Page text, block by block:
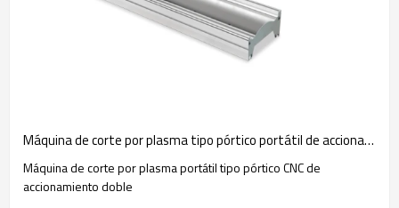
Máquina de corte por plasma tipo pórtico portátil de accionamiento doble
Máquina de corte por plasma portátil tipo pórtico CNC de
accionamiento doble